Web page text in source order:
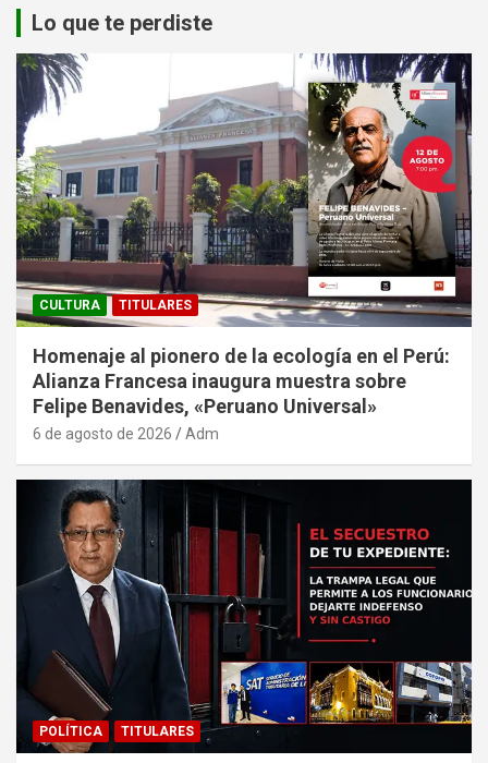
Lo que te perdiste
CULTURA TITULARES
Homenaje al pionero de la ecología en el Perú:
Alianza Francesa inaugura muestra sobre
Felipe Benavides, «Peruano Universal»
6 de agosto de 2026 Adm
POLÍTICA TITULARES